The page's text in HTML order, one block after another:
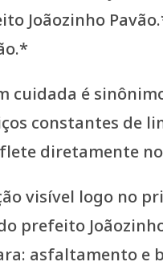
cuidada é
constantes de
diretamente
visível logo no
prefeito
asfaltamento e